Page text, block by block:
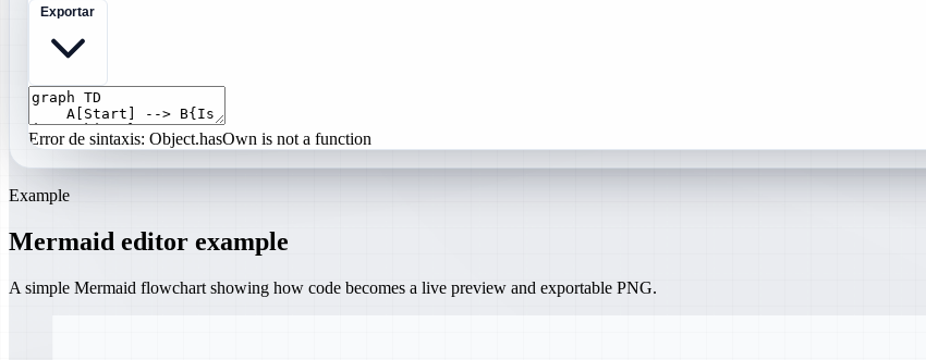
Error de sintaxis: Object.hasOwn is not a function
Example
Mermaid editor example
A simple Mermaid flowchart showing how code becomes a live preview and exportable PNG.